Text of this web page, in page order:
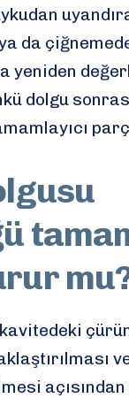
da
yeniden
dolgu